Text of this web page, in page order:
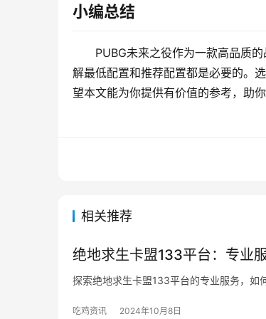
小编总结
PUBG未来之役作为一款高品质
解最低配置和推荐配置都是必要的。
望本文能为你提供有价值的参考，助
相关推荐
绝地求生卡盟133平台：专业
探索绝地求生卡盟133平台的专业服务，如
吃鸡资讯 2024年10月8日